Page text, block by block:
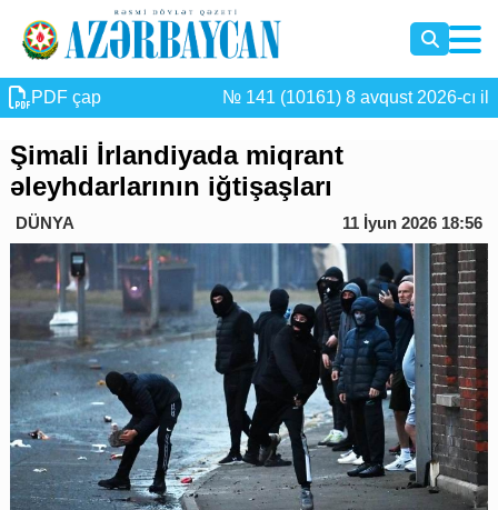
PDF çap № 141 (10161) 8 avqust 2026-cı il
Şimali İrlandiyada miqrant
əleyhdarlarının iğtişaşları
DÜNYA 11 İyun 2026 18:56